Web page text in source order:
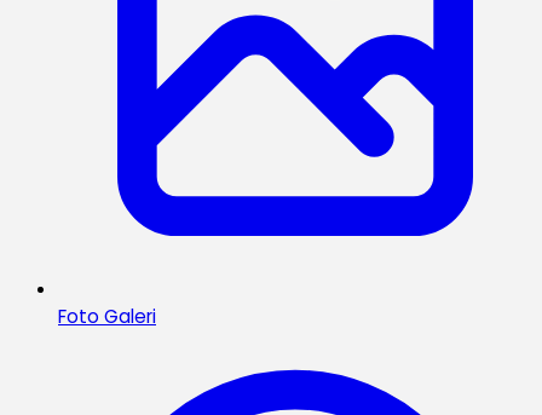
Foto Galeri